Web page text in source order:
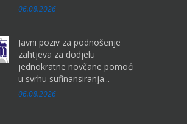
06.08.2026
Javni poziv za podnošenje
zahtjeva za dodjelu
jednokratne novčane pomoći
u svrhu sufinansiranja...
06.08.2026